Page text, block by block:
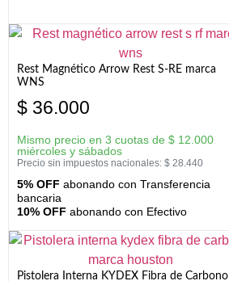
Rest Magnético Arrow Rest S-RE marca
WNS
$ 36.000
Mismo precio en 3 cuotas de $ 12.000
miércoles y sábados
Precio sin impuestos nacionales: $ 28.440
5% OFF abonando con Transferencia
bancaria
10% OFF abonando con Efectivo
Pistolera Interna KYDEX Fibra de Carbono